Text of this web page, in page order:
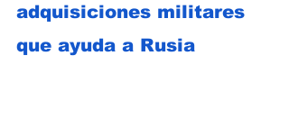
adquisiciones militares
que ayuda a Rusia